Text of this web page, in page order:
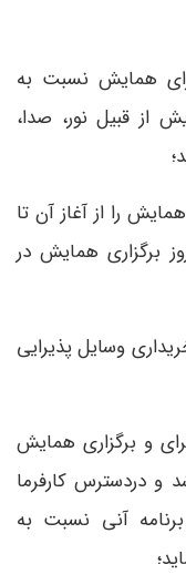
همایش نسبت به
از قبیل نور، صدا،
را از آغاز آن تا
برگزاری همایش در
وسایل پذیرایی
و برگزاری همایش
و دردسترس کارفرما
آنی نسبت به